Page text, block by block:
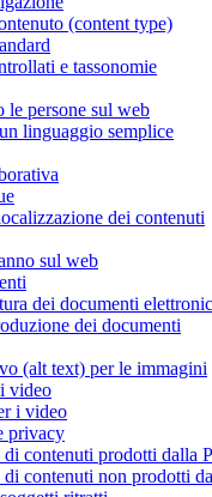
(content type)
e tassonomie
le persone sul web
linguaggio semplice
dei contenuti
sul web
dei documenti
dei documenti
(alt text) per le immagini
video
i video
privacy
contenuti prodotti dalla
contenuti non prodotti